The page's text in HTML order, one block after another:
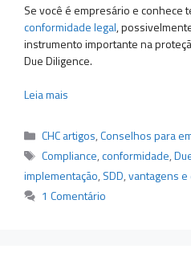
Se você é empresário e conhece
conformidade legal,
instrumento importante na
Due Diligence.
Leia mais
Categorias
CHC artigos,Conselhos para
Tags
Compliance,conformidade,
implementação, SDD,vantagens
1 Comentário